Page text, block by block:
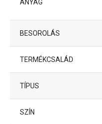
ANYAG
BESOROLÁS
TERMÉKCSALÁD
TÍPUS
SZÍN